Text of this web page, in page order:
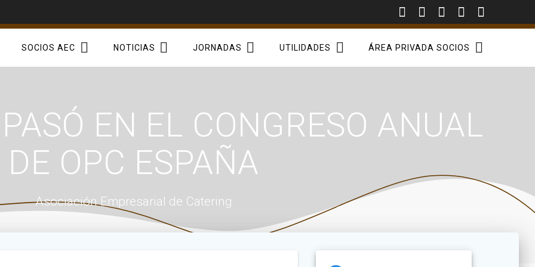
SOCIOS AEC NOTICIAS JORNADAS UTILIDADES ÁREA PRIVADA SOCIOS
EN EL CONGRESO ANUAL
DE OPC ESPAÑA
Asociación Empresarial de Catering